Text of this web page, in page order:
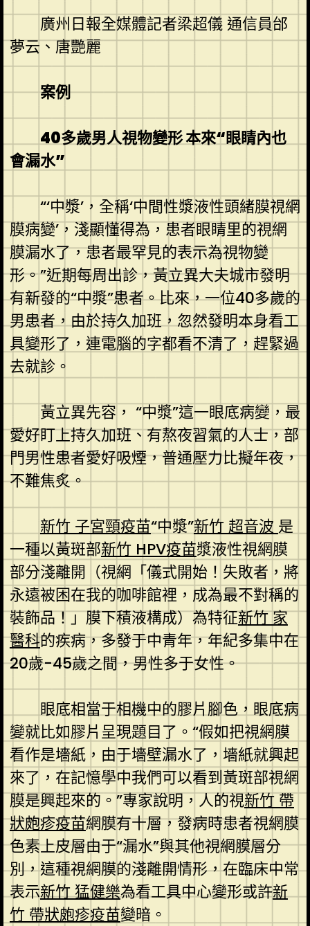
廣州日報全媒體記者梁超儀 通信員邰
夢云、唐艷麗
案例
40多歲男人視物變形 本來“眼睛內也
會漏水”
“‘中漿’，全稱‘中間性漿液性頭緒膜視網
膜病變’，淺顯懂得為，患者眼睛里的視網
膜漏水了，患者最罕見的表示為視物變
形。”近期每周出診，黃立異大夫城市發明
有新發的“中漿”患者。比來，一位40多歲的
男患者，由於持久加班，忽然發明本身看工
具變形了，連電腦的字都看不清了，趕緊過
去就診。
黃立異先容， “中漿”這一眼底病變，最
愛好盯上持久加班、有熬夜習氣的人士，部
門男性患者愛好吸煙，普通壓力比擬年夜，
不難焦炙。
新竹 子宮頸疫苗“中漿”新竹 超音波 是
一種以黃斑部新竹 HPV疫苗漿液性視網膜
部分淺離開（視網「儀式開始！失敗者，將
永遠被困在我的咖啡館裡，成為最不對稱的
裝飾品！」膜下積液構成）為特征新竹 家
醫科的疾病，多發于中青年，年紀多集中在
20歲-45歲之間，男性多于女性。
眼底相當于相機中的膠片腳色，眼底病
變就比如膠片呈現題目了。“假如把視網膜
看作是墻紙，由于墻壁漏水了，墻紙就興起
來了，在記憶學中我們可以看到黃斑部視網
膜是興起來的。”專家說明，人的視新竹 帶
狀皰疹疫苗網膜有十層，發病時患者視網膜
色素上皮層由于“漏水”與其他視網膜層分
別，這種視網膜的淺離開情形，在臨床中常
表示新竹 猛健樂為看工具中心變形或許新
竹 帶狀皰疹疫苗變暗。